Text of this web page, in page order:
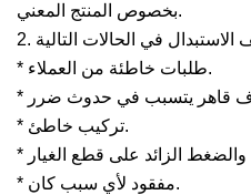
بخصوص المنتج المعني.
* طلبات خاطئة من العملاء.
* تركيب خاطئ.
* مفقود لأي سبب كان.